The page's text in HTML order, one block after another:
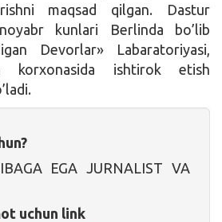
maqsad qilgan. Dastur
kunlari Berlinda bo’lib
Devorlar» Labaratoriyasi,
korxonasida ishtirok etish
EGA JURNALIST VA
uchun link